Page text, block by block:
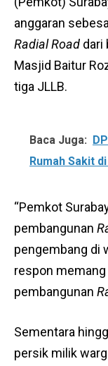
anggaran
Radial Road dari
Masjid Baitur
tiga JLLB.
Baca Juga:
Rumah Sakit
“Pemkot
pembangunan
pengembang di
respon
pembangunan
Sementara
persik milik